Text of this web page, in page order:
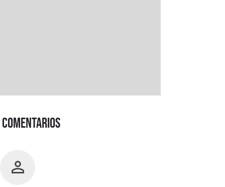
Comentarios